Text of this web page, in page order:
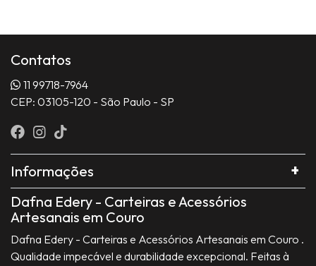
Contatos
11 99718-7964
CEP: 03105-120 - São Paulo - SP
Informações
Dafna Edery - Carteiras e Acessórios
Artesanais em Couro
Dafna Edery - Carteiras e Acessórios Artesanais em Couro .
Qualidade impecável e durabilidade excepcional. Feitas à